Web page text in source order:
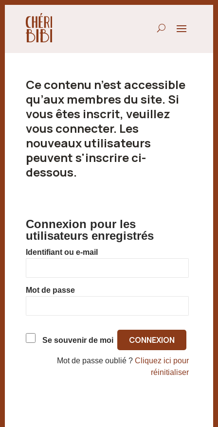
Ce contenu n’est accessible
qu’aux membres du site. Si
vous êtes inscrit, veuillez
vous connecter. Les
nouveaux utilisateurs
peuvent s'inscrire ci-
dessous.
Connexion pour les
utilisateurs enregistrés
Identifiant ou e-mail
Mot de passe
Se souvenir de moi
Mot de passe oublié ?Cliquez ici pour
réinitialiser